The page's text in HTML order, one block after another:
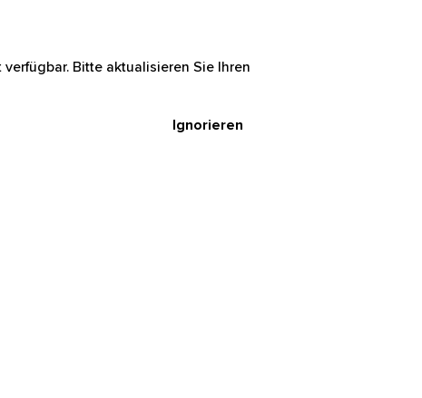
Bitte aktualisieren Sie Ihren
Ignorieren